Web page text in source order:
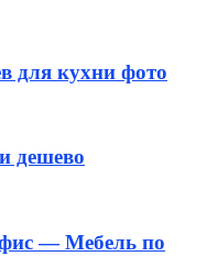
для кухни фото
дешево
— Мебель по